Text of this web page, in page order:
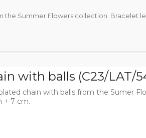
the Summer Flowers collection. Bracelet
with balls (C23/LAT/
chain with balls from the Sumer
+ 7 cm.